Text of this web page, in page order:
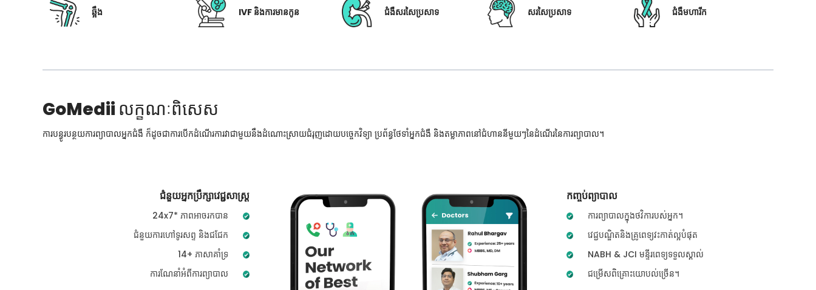
ឆ្អឹង IVF និងការមានកូន ជំងឺសរសៃប្រសាទ សរសៃប្រសាទ ជំងឺមហារីក
GoMedii លក្ខណៈពិសេស
ការបន្ធូរបន្ថយការព្យាបាលអ្នកជំងឺ ក៏ដូចជាការបើកដំណើរការវាជាមួយនឹងដំណោះស្រាយជំរុញដោយបច្ចេកវិទ្យា ប្រព័ន្ធថែទាំអ្នកជំងឺ និងតម្លាភាពនៅជំហាននីមួយៗនៃដំណើរនៃការព្យាបាល។
ជំនួយអ្នកប្រឹក្សាវេជ្ជសាស្ត្រ
24x7* ភាពអាចរកបាន
ជំនួយការហៅទូរសព្ទ និងជជែក
14+ ភាសាគាំទ្រ
ការណែនាំអំពីការព្យាបាល
កញ្ចប់ព្យាបាល
ការព្យាបាលក្នុងថវិការបស់អ្នក។
វេជ្ជបណ្ឌិតនិងគ្រូពេទ្យវះកាត់ល្អបំផុត
NABH & JCI មន្ទីរពេទ្យទទួលស្គាល់
ជម្រើសពិគ្រោះយោបល់ច្រើន។